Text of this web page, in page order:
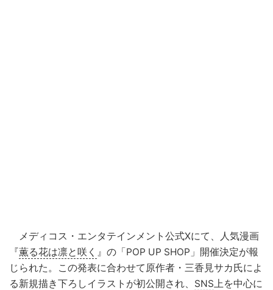
メディコス・エンタテインメント公式Xにて、人気漫画
『薫る花は凛と咲く 』の「POP UP SHOP」開催決定が報
じられた。この発表に合わせて原作者・三香見サカ氏によ
る新規描き下ろしイラストが初公開され、 SNS 上を中心に